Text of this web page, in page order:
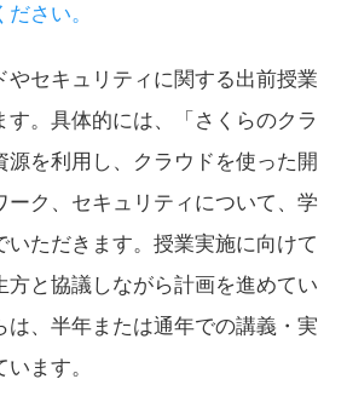
さい。
やセキュリティに関する出前授業
す。具体的には、「さくらのクラ
源を利用し、クラウドを使った開
ーク、セキュリティについて、学
いただきます。授業実施に向けて
方と協議しながら計画を進めてい
は、半年または通年での講義・実
ます。